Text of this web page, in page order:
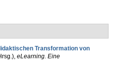
Transformation von
, eLearning. Eine